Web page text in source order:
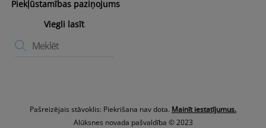
Piekļūstamības paziņojums
Viegli lasīt
Pašreizējais stāvoklis: Piekrišana nav dota. Mainīt iestatījumus.
Alūksnes novada pašvaldība © 2023